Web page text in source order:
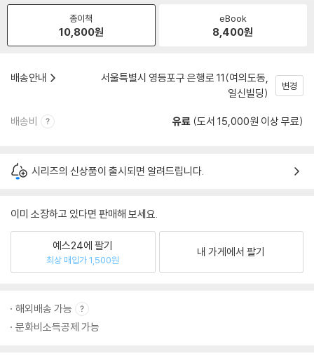
종이책
10,800원
eBook
8,400원
배송안내
서울특별시 영등포구 은행로 11(여의도동,
일신빌딩)
변경
배송비 유료 (도서 15,000원 이상 무료)
시리즈의 신상품이 출시되면 알려드립니다.
이미 소장하고 있다면 판매해 보세요.
예스24에 팔기
최상 매입가 1,500원
내 가게에서 팔기
해외배송 가능
문화비소득공제 가능